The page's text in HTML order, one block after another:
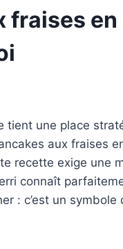
fraises
tient une place
aux
recette exige
connaît
: c’est un